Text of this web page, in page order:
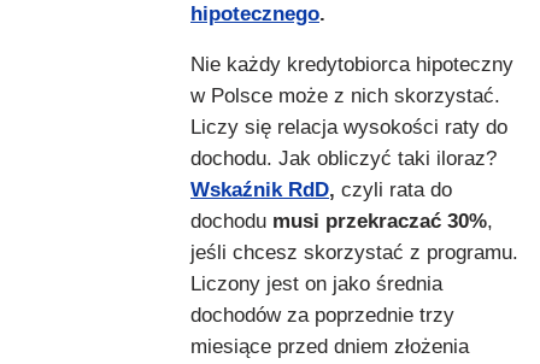
hipotecznego.
Nie każdy kredytobiorca hipoteczny
w Polsce może z nich skorzystać.
Liczy się relacja wysokości raty do
dochodu. Jak obliczyć taki iloraz?
Wskaźnik RdD, czyli rata do
dochodu musi przekraczać 30%,
jeśli chcesz skorzystać z programu.
Liczony jest on jako średnia
dochodów za poprzednie trzy
miesiące przed dniem złożenia